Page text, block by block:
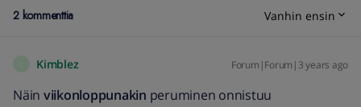
2 kommenttia Vanhin ensin
Kimblez Forum|Forum|3 years ago
Näin viikonloppunakin peruminen onnistuu